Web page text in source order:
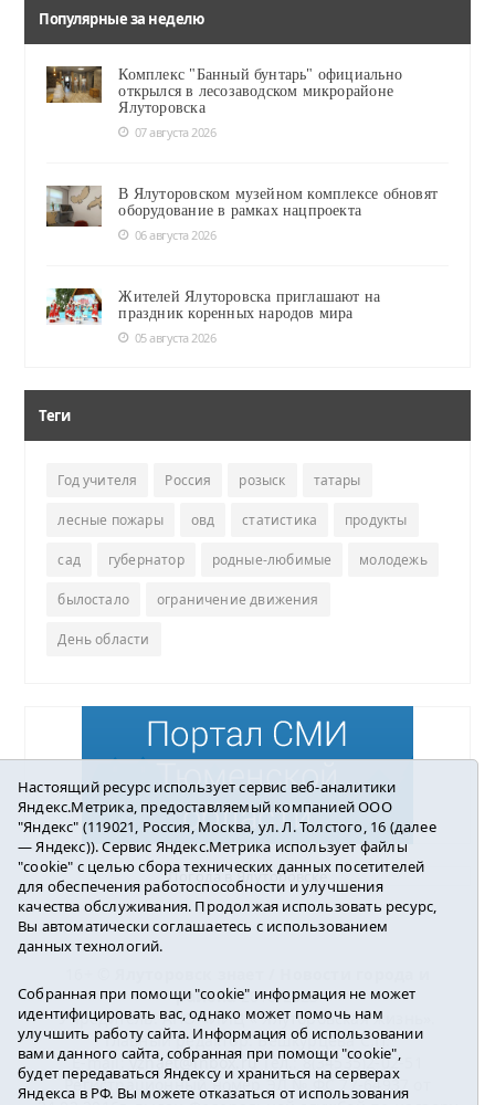
Популярные за неделю
Комплекс "Банный бунтарь" официально
открылся в лесозаводском микрорайоне
Ялуторовска
07 августа 2026
В Ялуторовском музейном комплексе обновят
оборудование в рамках нацпроекта
06 августа 2026
Жителей Ялуторовска приглашают на
праздник коренных народов мира
05 августа 2026
Теги
Год учителя Россия розыск татары
лесные пожары овд статистика продукты
сад губернатор родные-любимые молодежь
былостало ограничение движения
День области
Погода в Ялуторовске
района2016-2023
Учредитель: АНО «ИИЦ « Ялуторовская жизнь».
Главный редактор: Вешкурцева С.П.
E-mail:yznaet@inbox.ruТел.: 8(34535)2-02-51
Регистрационный номер ЭЛ № ФС 77-64937 от
Настоящий ресурс использует сервис веб-аналитики
Яндекс.Метрика, предоставляемый компанией ООО
"Яндекс" (119021, Россия, Москва, ул. Л. Толстого, 16 (далее
— Яндекс)). Сервис Яндекс.Метрика использует файлы
"cookie" с целью сбора технических данных посетителей
для обеспечения работоспособности и улучшения
качества обслуживания. Продолжая использовать ресурс,
Вы автоматически соглашаетесь с использованием
данных технологий.
Собранная при помощи "cookie" информация не может
идентифицировать вас, однако может помочь нам
улучшить работу сайта. Информация об использовании
вами данного сайта, собранная при помощи "cookie",
будет передаваться Яндексу и храниться на серверах
Яндекса в РФ. Вы можете отказаться от использования